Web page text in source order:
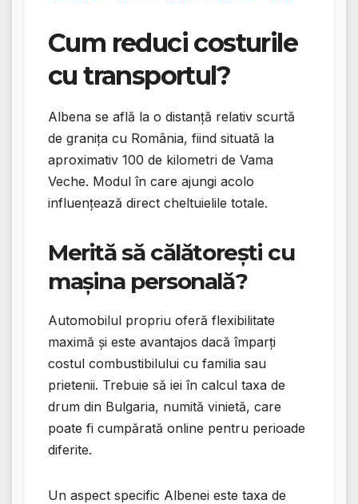
Cum reduci costurile
cu transportul?
Albena se află la o distanță relativ scurtă
de granița cu România, fiind situată la
aproximativ 100 de kilometri de Vama
Veche. Modul în care ajungi acolo
influențează direct cheltuielile totale.
Merită să călătorești cu
mașina personală?
Automobilul propriu oferă flexibilitate
maximă și este avantajos dacă împarți
costul combustibilului cu familia sau
prietenii. Trebuie să iei în calcul taxa de
drum din Bulgaria, numită vinietă, care
poate fi cumpărată online pentru perioade
diferite.
Un aspect specific Albenei este taxa de